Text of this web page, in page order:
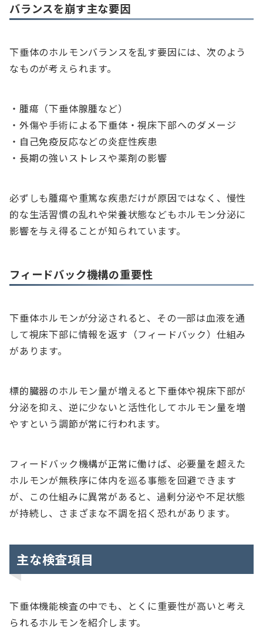
バランスを崩す主な要因
下垂体のホルモンバランスを乱す要因には、次のよう
なものが考えられます。
・腫瘍（下垂体腺腫など）
・外傷や手術による下垂体・視床下部へのダメージ
・自己免疫反応などの炎症性疾患
・長期の強いストレスや薬剤の影響
必ずしも腫瘍や重篤な疾患だけが原因ではなく、慢性
的な生活習慣の乱れや栄養状態などもホルモン分泌に
影響を与え得ることが知られています。
フィードバック機構の重要性
下垂体ホルモンが分泌されると、その一部は血液を通
して視床下部に情報を返す（フィードバック）仕組み
があります。
標的臓器のホルモン量が増えると下垂体や視床下部が
分泌を抑え、逆に少ないと活性化してホルモン量を増
やすという調節が常に行われます。
フィードバック機構が正常に働けば、必要量を超えた
ホルモンが無秩序に体内を巡る事態を回避できます
が、この仕組みに異常があると、過剰分泌や不足状態
が持続し、さまざまな不調を招く恐れがあります。
主な検査項目
下垂体機能検査の中でも、とくに重要性が高いと考え
られるホルモンを紹介します。